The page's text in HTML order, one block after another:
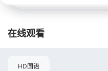
在线观看
HD国语